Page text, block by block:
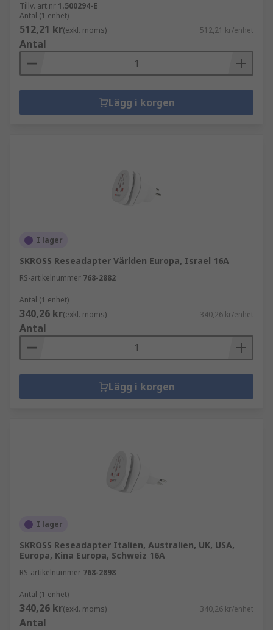
Tillv. art.nr 1.500294-E
Antal (1 enhet)
512,21 kr(exkl. moms) 512,21 kr/enhet
Antal
Lägg i korgen
I lager
SKROSS Reseadapter Världen Europa, Israel 16A
RS-artikelnummer 768-2882
Antal (1 enhet)
340,26 kr(exkl. moms) 340,26 kr/enhet
Antal
Lägg i korgen
I lager
SKROSS Reseadapter Italien, Australien, UK, USA,
Europa, Kina Europa, Schweiz 16A
RS-artikelnummer 768-2898
Antal (1 enhet)
340,26 kr(exkl. moms) 340,26 kr/enhet
Antal